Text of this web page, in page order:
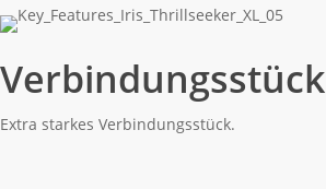
Verbindungsstück
Extra starkes Verbindungsstück.